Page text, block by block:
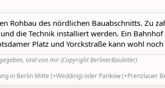
Rohbau des nördlichen Bauabschnitts. Zu
die Technik installiert werden. Ein
Platz und Yorckstraße kann wohl
sind von mir (Copyright BerlinerBauleiter)
in Berlin Mitte (+Wedding) oder Pankow (+Prenzlauer